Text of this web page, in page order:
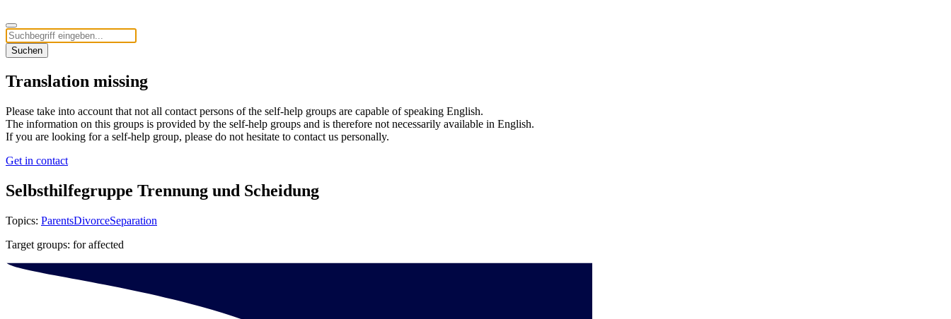
Suchen
Translation missing
Please take into account that not all contact persons of the self-help groups are capable of speaking English.
The information on this groups is provided by the self-help groups and is therefore not necessarily available in English.
If you are looking for a self-help group, please do not hesitate to contact us personally.
Get in contact
Selbsthilfegruppe Trennung und Scheidung
Topics: ParentsDivorceSeparation
Target groups: for affected